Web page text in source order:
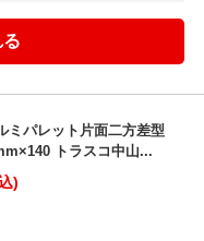
ミパレット片面二方差型
トラスコ中山...
)